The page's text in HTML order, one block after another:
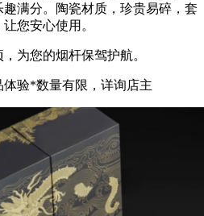
满分。陶瓷材质，珍贵易碎，套
您安心使用。
为您的烟杆保驾护航。
验*数量有限，详询店主